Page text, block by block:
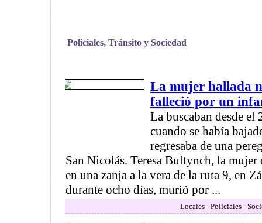
Policiales, Tránsito y Sociedad
La mujer hallada
falleció por un
La buscaban desde el
cuando se había
regresaba de una
San Nicolás. Teresa Bultynch, la mujer
en una zanja a la vera de la ruta 9, en
durante ocho días, murió por ...
Locales - Policiales -